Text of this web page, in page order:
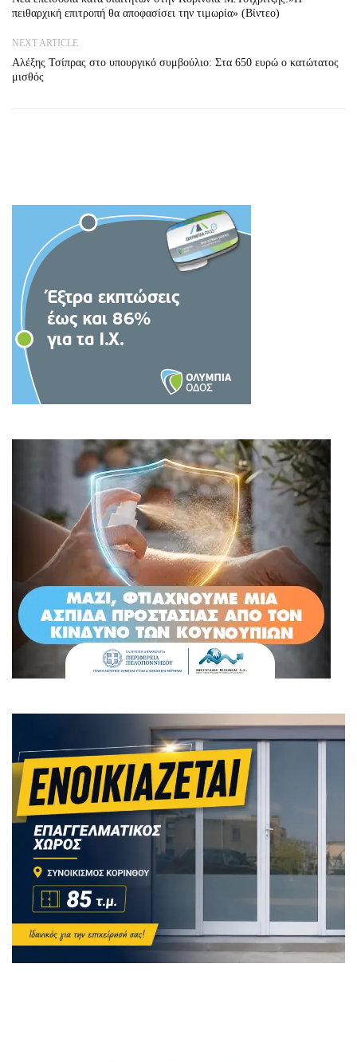
πειθαρχική επιτροπή θα αποφασίσει την τιμωρία» (Βίντεο)
NEXT ARTICLE
Αλέξης Τσίπρας στο υπουργικό συμβούλιο: Στα 650 ευρώ ο κατώτατος
μισθός